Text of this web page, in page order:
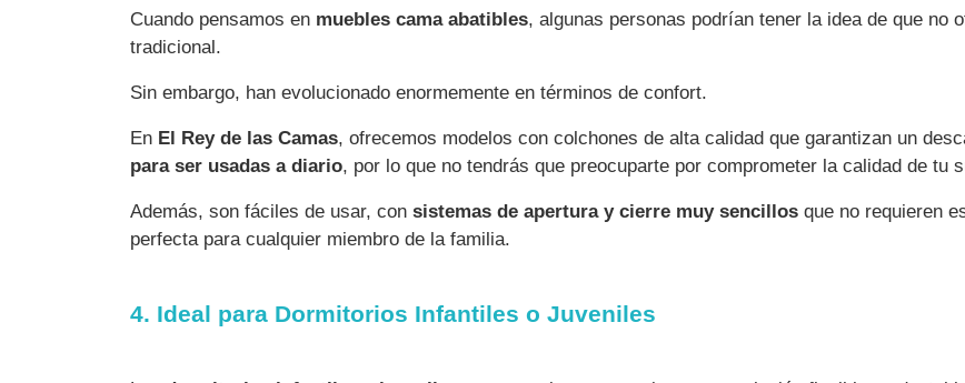
Cuando pensamos en muebles cama abatibles, algunas personas podrían tener la idea de que no
tradicional.
Sin embargo, han evolucionado enormemente en términos de confort.
En El Rey de las Camas, ofrecemos modelos con colchones de alta calidad que garantizan un
para ser usadas a diario, por lo que no tendrás que preocuparte por comprometer la calidad de tu
Además, son fáciles de usar, con sistemas de apertura y cierre muy sencillos que no requieren
perfecta para cualquier miembro de la familia.
4. Ideal para Dormitorios Infantiles o Juveniles